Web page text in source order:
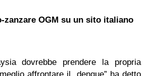
OGM su un sito italiano
dovrebbe prendere la propria